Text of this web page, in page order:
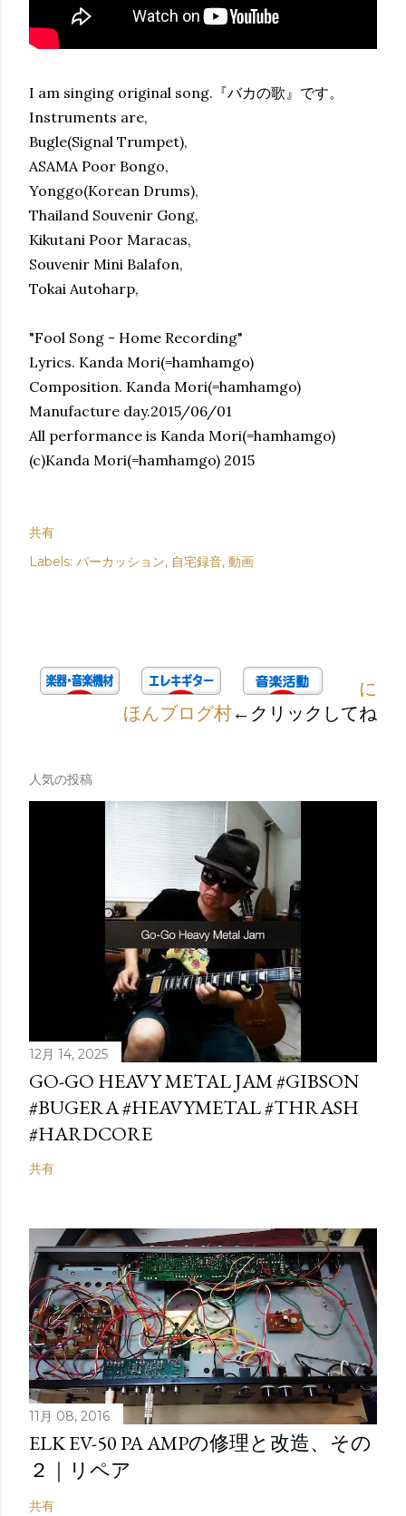
I am singing original song.『バカの歌』です。
Instruments are,
Bugle(Signal Trumpet),
ASAMA Poor Bongo,
Yonggo(Korean Drums),
Thailand Souvenir Gong,
Kikutani Poor Maracas,
Souvenir Mini Balafon,
Tokai Autoharp,
"Fool Song - Home Recording"
Lyrics. Kanda Mori(=hamhamgo)
Composition. Kanda Mori(=hamhamgo)
Manufacture day.2015/06/01
All performance is Kanda Mori(=hamhamgo)
(c)Kanda Mori(=hamhamgo) 2015
共有
Labels: パーカッション 自宅録音 動画
に
ほんブログ村←クリックしてね
人気の投稿
12月 14, 2025
GO-GO HEAVY METAL JAM #GIBSON
#BUGERA #HEAVYMETAL #THRASH
#HARDCORE
共有
11月 08, 2016
ELK EV-50 PA AMPの修理と改造、その
２｜リペア
共有